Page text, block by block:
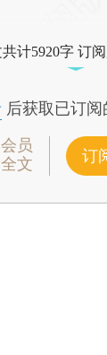
计5920字 订
后获取已订阅
员
文
订